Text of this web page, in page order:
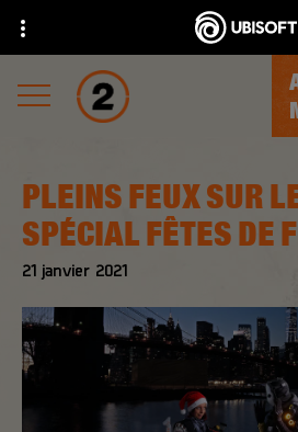
21 janvier 2021
PLEINS FEUX SUR
SPÉCIAL FÊTES DE